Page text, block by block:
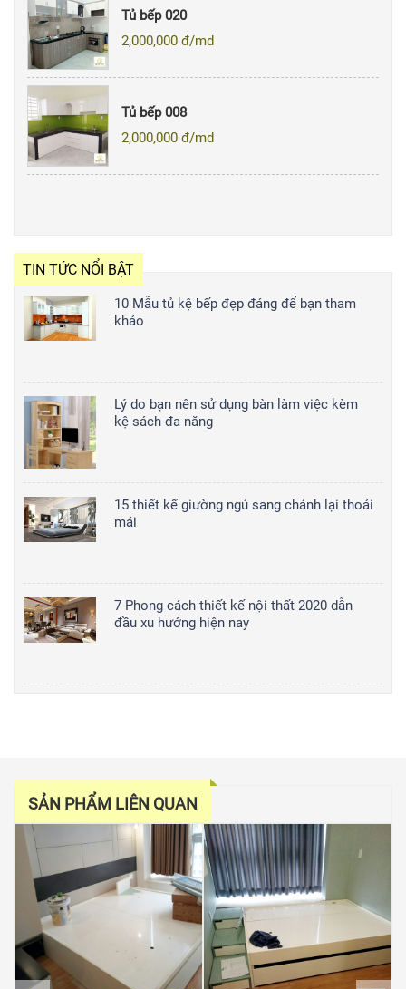
Tủ bếp 020
2,000,000đ/md
Tủ bếp 008
2,000,000đ/md
TIN TỨC NỔI BẬT
10 Mẫu tủ kệ bếp đẹp đáng để bạn tham
khảo
Lý do bạn nên sử dụng bàn làm việc kèm
kệ sách đa năng
15 thiết kế giường ngủ sang chảnh lại thoải
mái
7 Phong cách thiết kế nội thất 2020 dẫn
đầu xu hướng hiện nay
SẢN PHẨM LIÊN QUAN